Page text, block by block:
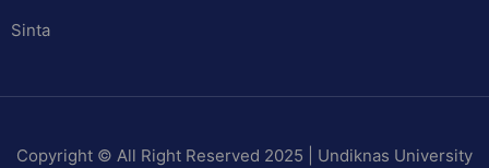
Sinta
Copyright © All Right Reserved 2025 | Undiknas University